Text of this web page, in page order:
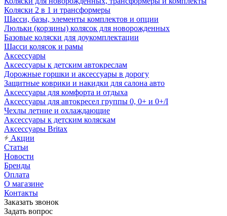
Коляски 2 в 1 и трансформеры
Шасси, базы, элементы комплектов и опции
Люльки (корзины) колясок для новорожденных
Базовые коляски для доукомплектации
Шасси колясок и рамы
Аксессуары
Аксессуары к детским автокреслам
Дорожные горшки и аксессуары в дорогу
Защитные коврики и накидки для салона авто
Аксессуары для комфорта и отдыха
Аксессуары для автокресел группы 0, 0+ и 0+/I
Чехлы летние и охлаждающие
Аксессуары к детским коляскам
Аксессуары Britax
Акции
Статьи
Новости
Бренды
Оплата
О магазине
Контакты
Заказать звонок
Задать вопрос